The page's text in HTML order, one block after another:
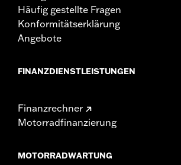
Häufig gestellte Fragen
Konformitätserklärung
Angebote
FINANZDIENSTLEISTUNGEN
Finanzrechner
Motorradfinanzierung
MOTORRADWARTUNG